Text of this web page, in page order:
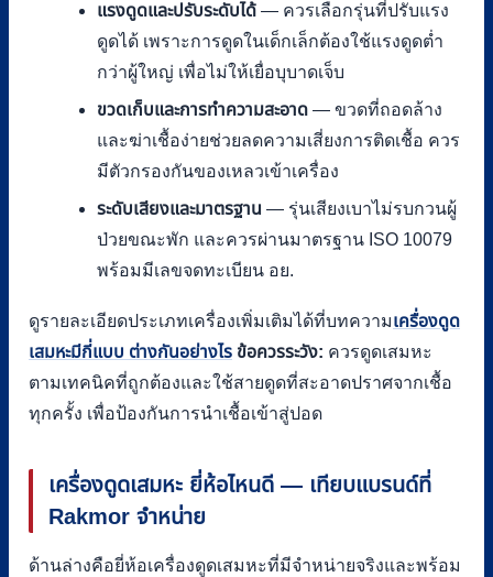
แรงดูดและปรับระดับได้ — ควรเลือกรุ่นที่ปรับแรง
ดูดได้ เพราะการดูดในเด็กเล็กต้องใช้แรงดูดต่ำ
กว่าผู้ใหญ่ เพื่อไม่ให้เยื่อบุบาดเจ็บ
ขวดเก็บและการทำความสะอาด — ขวดที่ถอดล้าง
และฆ่าเชื้อง่ายช่วยลดความเสี่ยงการติดเชื้อ ควร
มีตัวกรองกันของเหลวเข้าเครื่อง
ระดับเสียงและมาตรฐาน — รุ่นเสียงเบาไม่รบกวนผู้
ป่วยขณะพัก และควรผ่านมาตรฐาน ISO 10079
พร้อมมีเลขจดทะเบียน อย.
ดูรายละเอียดประเภทเครื่องเพิ่มเติมได้ที่บทความเครื่องดูด
เสมหะมีกี่แบบ ต่างกันอย่างไร ข้อควรระวัง: ควรดูดเสมหะ
ตามเทคนิคที่ถูกต้องและใช้สายดูดที่สะอาดปราศจากเชื้อ
ทุกครั้ง เพื่อป้องกันการนำเชื้อเข้าสู่ปอด
เครื่องดูดเสมหะ ยี่ห้อไหนดี — เทียบแบรนด์ที่
Rakmor จำหน่าย
ด้านล่างคือยี่ห้อเครื่องดูดเสมหะที่มีจำหน่ายจริงและพร้อม